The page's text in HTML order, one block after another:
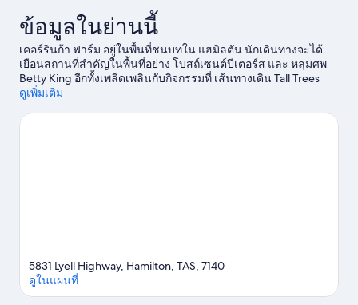
เตียง
เตียง
เตียง
ข้อมูลในย่านนี้
เคอร์รินก้า ฟาร์ม อยู่ในพื้นที่ชนบทใน แฮมิลตัน นักเดินทางจะได้
เยือนสถานที่สำคัญในพื้นที่อย่าง โบสถ์เซนต์ปีเตอร์ส และ หลุมศพ
Betty King อีกทั้งเพลิดเพลินกับกิจกรรมที่ เส้นทางเดิน Tall Trees
และ สนามกอล์ฟและรีสอร์ท Ratho Farm Golf นักเดินทางควรแวะ
เพาะพันธุ์สัตว์น้ำและสวนพรรณไม้ Salmon Ponds Heritage นี่คือ
ดูเพิ่มเติม
5831 Lyell Highway, Hamilton, TAS, 7140
ดูในแผนที่